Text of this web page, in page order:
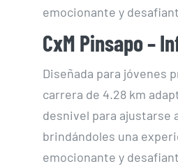
emocionante y
CxM Pinsapo –
Diseñada para jóvenes
carrera de 4.28 km
desnivel para ajustarse
brindándoles una
emocionante y